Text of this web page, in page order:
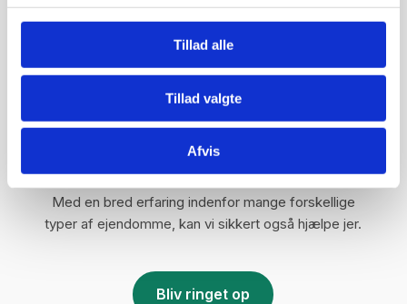
Tillad alle
Tillad valgte
Afvis

Vi tilbyder ejendomsservice
som totalkoncept
behov. Det er op til jer, hvor meget i ønsker, vi tager
os af.
Med en bred erfaring indenfor mange forskellige
typer af ejendomme, kan vi sikkert også hjælpe jer.
Bliv ringet op